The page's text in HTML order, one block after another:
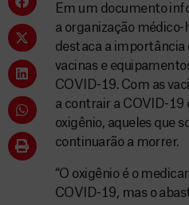
Em um documento
a organização
destaca a importância
vacinas e
COVID-19. Com as
a contrair a COVID-
oxigênio, aqueles que
continuarão a morrer.
“O oxigênio é o
COVID-19, mas o